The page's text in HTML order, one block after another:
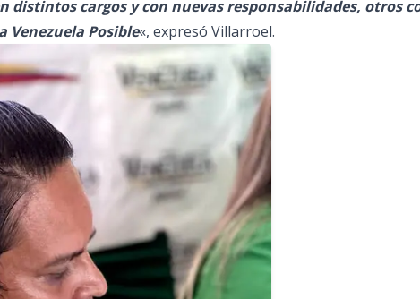
distintos cargos y con nuevas responsabilidades, otros
Venezuela Posible«, expresó Villarroel.